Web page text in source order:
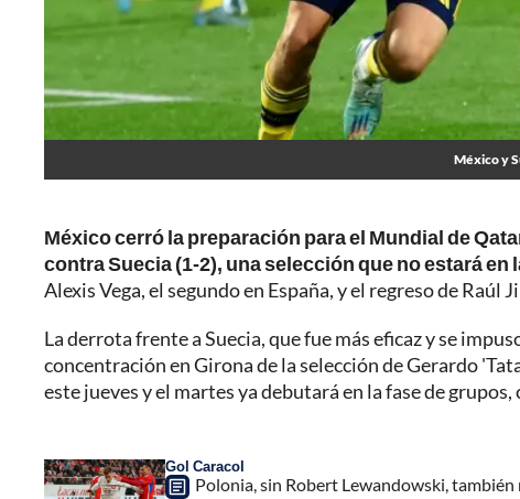
México y
México cerró la preparación para el Mundial de
contra Suecia (1-2), una selección que no estará
Alexis Vega, el segundo en España, y el regreso de
La derrota frente a Suecia, que fue más eficaz y se
concentración en Girona de la selección de Gerardo
este jueves y el martes ya debutará en la fase de
Gol Caracol
Polonia, sin Robert Lewandowski,